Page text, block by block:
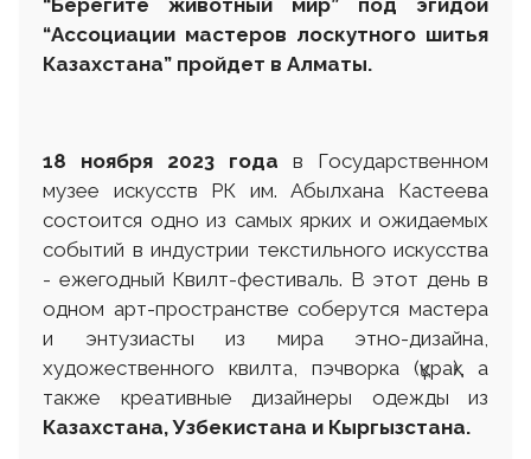
“Ассоциации мастеров лоскутного шитья
Казахстана” пройдет в Алматы.
18 ноября 2023 года в Государственном
музее искусств РК им. Абылхана Кастеева
состоится одно из самых ярких и ожидаемых
событий в индустрии текстильного искусства
- ежегодный Квилт-фестиваль. В этот день в
одном арт-пространстве соберутся мастера
и энтузиасты из мира этно-дизайна,
художественного квилта, пэчворка (құрақ), а
также креативные дизайнеры одежды из
Казахстана, Узбекистана и Кыргызстана.